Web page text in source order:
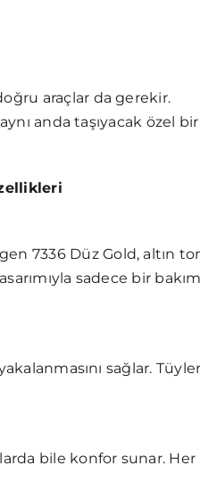
araçlar da gerekir.
anda taşıyacak özel bir
7336 Düz Gold, altın
sadece bir
sağlar.
bile konfor sunar.